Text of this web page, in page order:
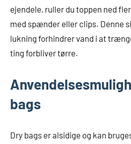
ejendele, ruller du toppen ned
med spænder eller clips. Denne
lukning forhindrer vand i at
ting forbliver tørre.
bags
Dry bags er alsidige og kan